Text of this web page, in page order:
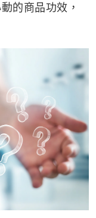
的商品功效，